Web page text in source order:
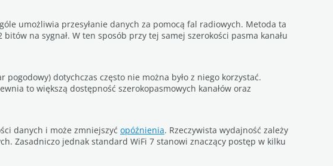
umożliwia przesyłanie danych za pomocą fal radiowych. Metoda ta
na sygnał. W ten sposób przy tej samej szerokości pasma kanału
dotychczas często nie można było z niego korzystać.
to większą dostępność szerokopasmowych kanałów oraz
danych i może zmniejszyć opóźnienia. Rzeczywista wydajność zależy
Zasadniczo jednak standard WiFi 7 stanowi znaczący postęp w kilku